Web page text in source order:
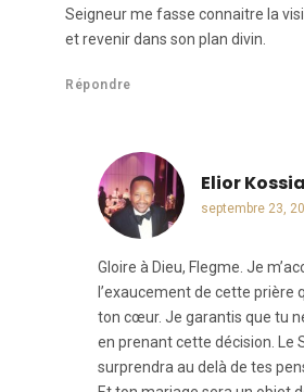
Seigneur me fasse connaitre la
et revenir dans son plan divin.
Répondre
Elior Kossia
septembre 23,
Gloire à Dieu, Flegme. Je
l’exaucement de cette prière
ton cœur. Je garantis que tu
en prenant cette décision. Le
surprendra au delà de tes